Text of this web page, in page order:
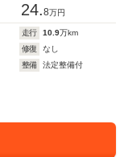
24.8万円
走行 10.9万km
修復
なし
整備
法定整備付